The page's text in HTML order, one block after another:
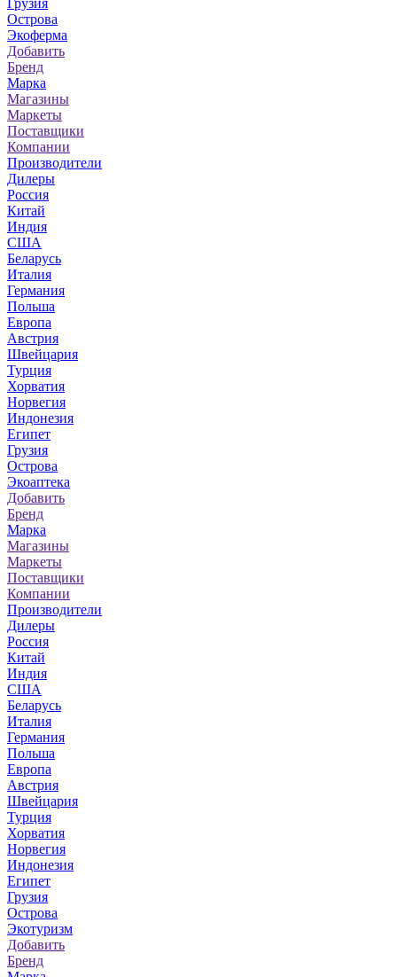
Грузия
Острова
Экоферма
Добавить
Бренд
Марка
Магазины
Маркеты
Поставщики
Компании
Производители
Дилеры
Россия
Китай
Индия
США
Беларусь
Италия
Германия
Польша
Европа
Австрия
Швейцария
Турция
Хорватия
Норвегия
Индонезия
Египет
Грузия
Острова
Экоаптека
Добавить
Бренд
Марка
Магазины
Маркеты
Поставщики
Компании
Производители
Дилеры
Россия
Китай
Индия
США
Беларусь
Италия
Германия
Польша
Европа
Австрия
Швейцария
Турция
Хорватия
Норвегия
Индонезия
Египет
Грузия
Острова
Экотуризм
Добавить
Бренд